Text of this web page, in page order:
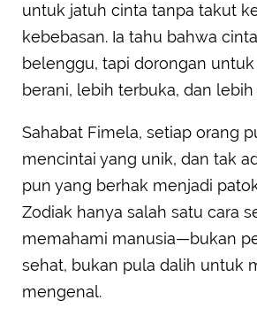
untuk jatuh cinta tanpa takut
kebebasan. Ia tahu bahwa
belenggu, tapi dorongan
berani, lebih terbuka, dan
Sahabat Fimela, setiap orang
mencintai yang unik, dan tak
pun yang berhak menjadi
Zodiak hanya salah satu cara
memahami manusia—bukan
sehat, bukan pula dalih untuk
mengenal.